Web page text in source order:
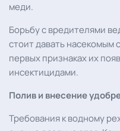
меди.
Борьбу с вредителями
стоит давать насекомым
первых признаках их
инсектицидами.
Полив и внесение
Требования к водному